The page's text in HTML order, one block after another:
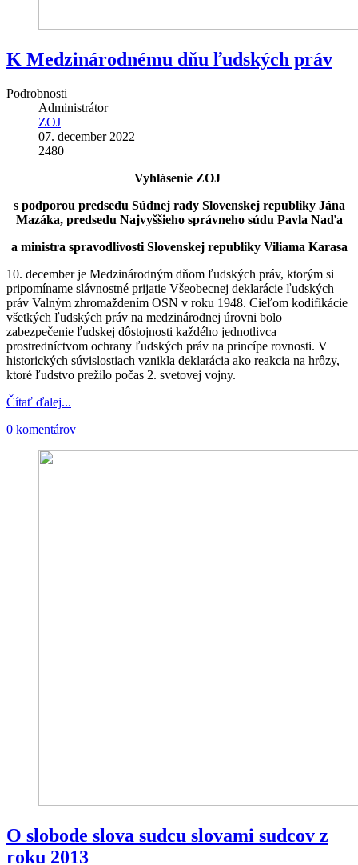
K Medzinárodnému dňu ľudských práv
Podrobnosti
Administrátor
ZOJ
07. december 2022
2480
Vyhlásenie ZOJ
s podporou predsedu Súdnej rady Slovenskej republiky Jána
Mazáka, predsedu Najvyššieho správneho súdu Pavla Naďa
a ministra spravodlivosti Slovenskej republiky Viliama Karasa
10. december je Medzinárodným dňom ľudských práv, ktorým si
pripomíname slávnostné prijatie Všeobecnej deklarácie ľudských
práv Valným zhromaždením OSN v roku 1948. Cieľom kodifikácie
všetkých ľudských práv na medzinárodnej úrovni bolo
zabezpečenie ľudskej dôstojnosti každého jednotlivca
prostredníctvom ochrany ľudských práv na princípe rovnosti. V
historických súvislostiach vznikla deklarácia ako reakcia na hrôzy,
ktoré ľudstvo prežilo počas 2. svetovej vojny.
Čítať ďalej...
0 komentárov
O slobode slova sudcu slovami sudcov z
roku 2013